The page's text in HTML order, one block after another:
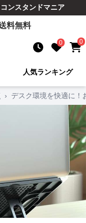
ンスタンドマニア
料無料
0 0
人気ランキング
› デスク環境を快適に！